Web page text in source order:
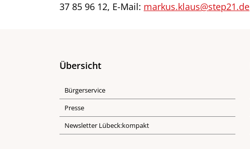
37 85 96 12, E-Mail: markus.klaus@step21.de
Übersicht
Bürgerservice
Presse
Newsletter Lübeck:kompakt